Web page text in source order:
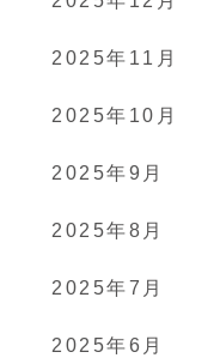
2025年11月
2025年10月
2025年9月
2025年8月
2025年7月
2025年6月